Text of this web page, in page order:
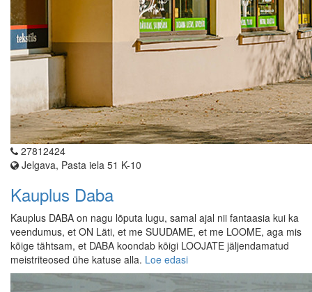
27812424
Jelgava, Pasta iela 51 K-10
Kauplus Daba
Kauplus DABA on nagu lõputa lugu, samal ajal nii fantaasia kui ka
veendumus, et ON Läti, et me SUUDAME, et me LOOME, aga mis
kõige tähtsam, et DABA koondab kõigi LOOJATE jäljendamatud
meistriteosed ühe katuse alla. Loe edasi